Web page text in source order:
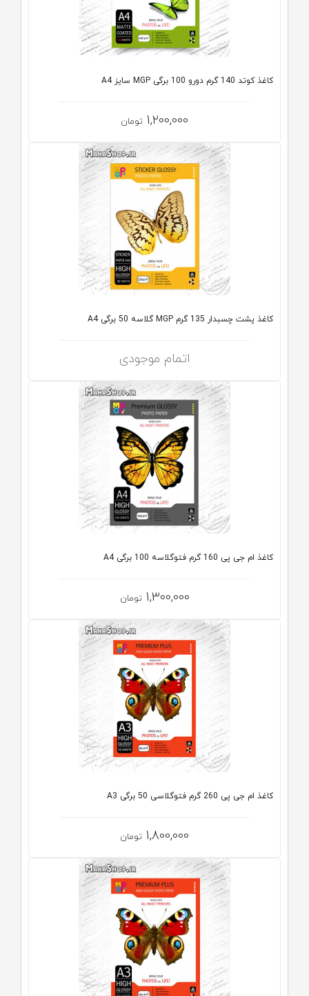
کاغذ کوتد 140 گرم دورو 100 برگی MGP سایز A4
1,200,000 تومان
کاغذ پشت چسبدار 135 گرم MGP گلاسه 50 برگی A4
اتمام موجودی
کاغذ ام جی پی 160 گرم فتوگلاسه 100 برگی A4
1,300,000 تومان
کاغذ ام جی پی 260 گرم فتوگلاسی 50 برگی A3
1,800,000 تومان